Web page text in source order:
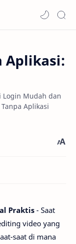
Aplikasi:
Login Mudah dan
Aplikasi
Praktis - Saat
video yang
saat di mana